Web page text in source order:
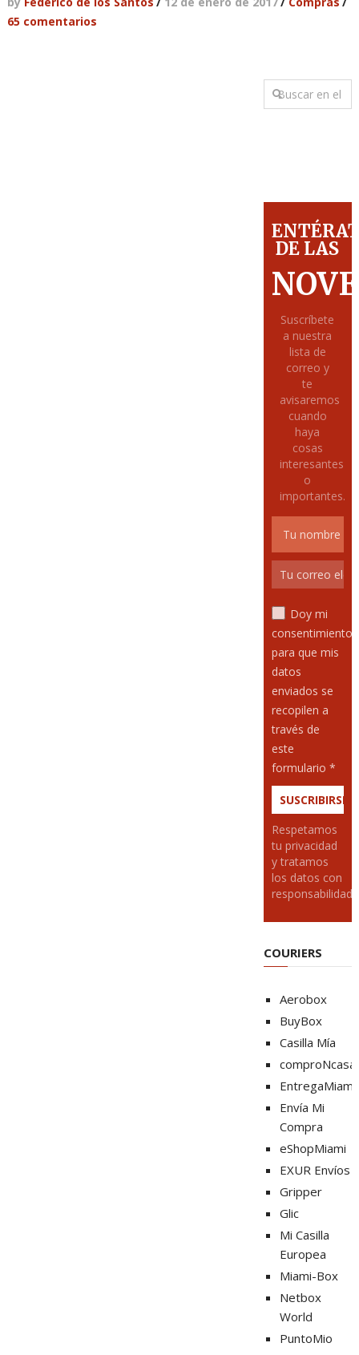
65 comentarios
DE LAS
Suscríbete
a nuestra
lista de
correo y
te
avisaremos
cuando
haya
cosas
interesantes
o
importantes.
Doy mi
consentimiento
para que mis
datos
enviados se
recopilen a
través de
este
formulario *
Respetamos
tu privacidad
y tratamos
los datos con
responsabilidad
COURIERS
Aerobox
BuyBox
Casilla Mía
comproNcasa
EntregaMiami
Envía Mi
Compra
eShopMiami
EXUR Envíos
Gripper
Glic
Mi Casilla
Europea
Miami-Box
Netbox
World
PuntoMio